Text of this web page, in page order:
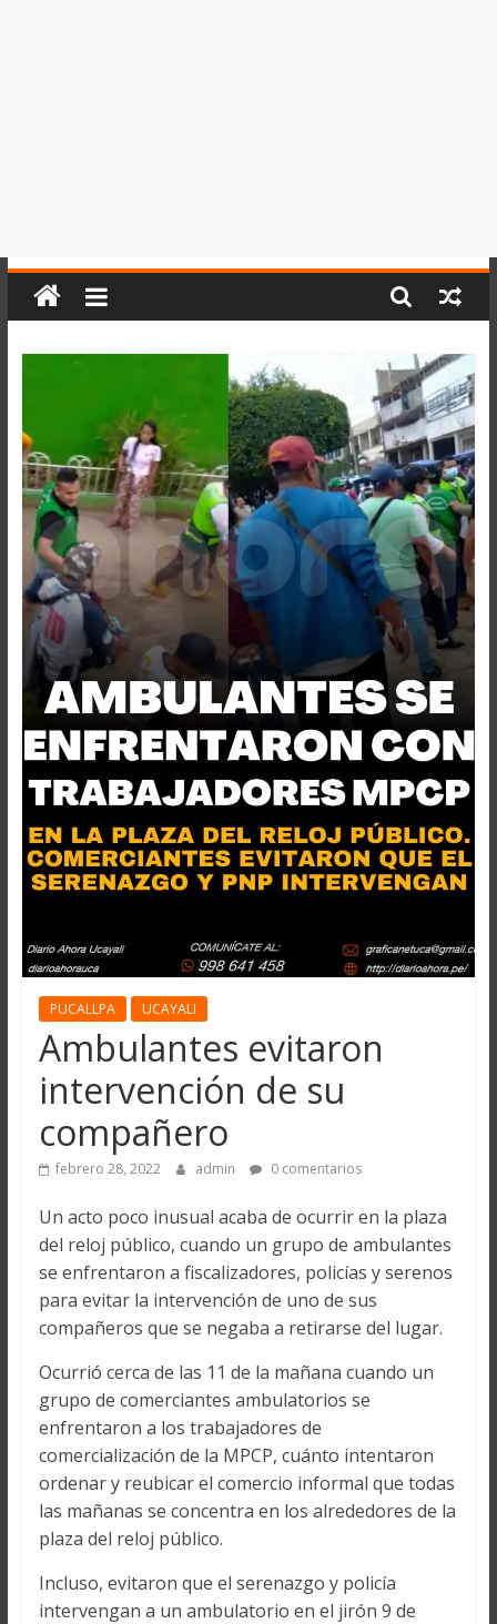
PUCALLPA UCAYALI
Ambulantes evitaron
intervención de su
compañero
febrero 28, 2022 admin 0 comentarios
Un acto poco inusual acaba de ocurrir en la plaza
del reloj público, cuando un grupo de ambulantes
se enfrentaron a fiscalizadores, policías y serenos
para evitar la intervención de uno de sus
compañeros que se negaba a retirarse del lugar.
Ocurrió cerca de las 11 de la mañana cuando un
grupo de comerciantes ambulatorios se
enfrentaron a los trabajadores de
comercialización de la MPCP, cuánto intentaron
ordenar y reubicar el comercio informal que todas
las mañanas se concentra en los alrededores de la
plaza del reloj público.
Incluso, evitaron que el serenazgo y policía
intervengan a un ambulatorio en el jirón 9 de